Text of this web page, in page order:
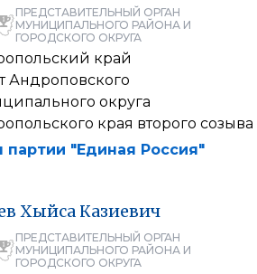
ПРЕДСТАВИТЕЛЬНЫЙ ОРГАН
МУНИЦИПАЛЬНОГО РАЙОНА И
ГОРОДСКОГО ОКРУГА
край
Андроповского
округа
края второго созыва
партии "Единая Россия"
Хыйса Казиевич
ПРЕДСТАВИТЕЛЬНЫЙ ОРГАН
МУНИЦИПАЛЬНОГО РАЙОНА И
ГОРОДСКОГО ОКРУГА